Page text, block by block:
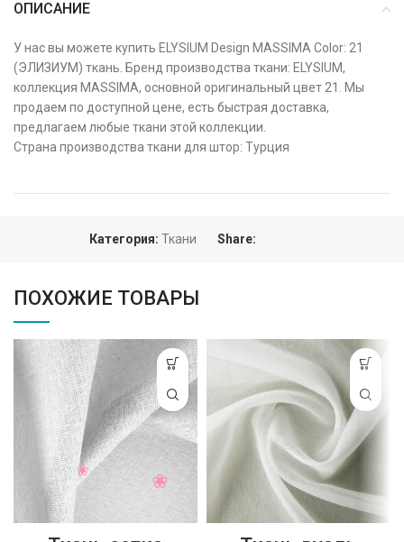
ОПИСАНИЕ
У нас вы можете купить ELYSIUM Design MASSIMA Color: 21
(ЭЛИЗИУМ) ткань. Бренд производства ткани: ELYSIUM,
коллекция MASSIMA, основной оригинальный цвет 21. Мы
продаем по доступной цене, есть быстрая доставка,
предлагаем любые ткани этой коллекции.
Страна производства ткани для штор: Турция
Категория: Ткани Share:
ПОХОЖИЕ ТОВАРЫ